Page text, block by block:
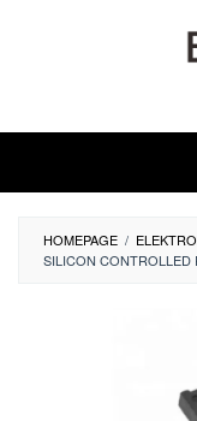
HOMEPAGE /
SILICON CONTROLLED